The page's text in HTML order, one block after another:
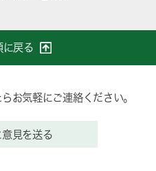
に戻る
お気軽にご連絡ください。
見を送る